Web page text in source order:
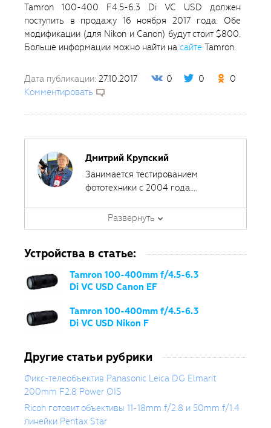
Tamron 100-400 F4.5-6.3 Di VC USD должен
поступить в продажу 16 ноября 2017 года. Обе
модификации (для Nikon и Canon) будут стоит $800.
Больше информации можно найти на сайте Tamron.
Дата публикации: 27.10.2017 0 0
0
Комментировать
Дмитрий Крупский
Занимается тестированием
фототехники с 2004 года.
печатными и интернет-изданиями,
за эти годы сделал около 400
Развернуть
Устройства в статье:
Tamron 100-400mm f/4.5-6.3
Di VC USD Canon EF
Tamron 100-400mm f/4.5-6.3
Di VC USD Nikon F
Другие статьи рубрики
Фикс-телеобъектив Panasonic Leica DG Elmarit
200mm F2.8 Power OIS
Ricoh готовит объективы 11-18mm f/2.8 и 50mm f/1.4
линейки Pentax Star